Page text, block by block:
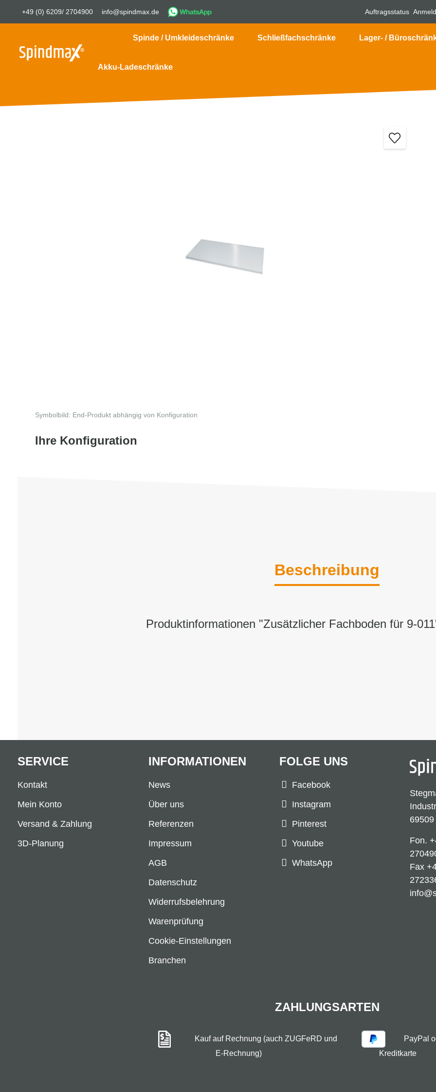
+49 (0) 6209/ 2704900 info@spindmax.de Auftragsstatus
Spinde / Umkleideschränke Schließfachschränke Lager- /
Akku-Ladeschränke
Symbolbild: End-Produkt abhängig von Konfiguration
Ihre Konfiguration
Beschreibung
Produktinformationen "Zusätzlicher Fachboden für 9-
Fon.
Fax
FOLGE UNS
Facebook
Instagram
Pinterest
Youtube
WhatsApp
SERVICE
Kontakt
Mein Konto
Versand & Zahlung
3D-Planung
INFORMATIONEN
News
Über uns
Referenzen
Impressum
AGB
Datenschutz
Widerrufsbelehrung
Warenprüfung
Cookie-Einstellungen
Branchen
ZAHLUNGSARTEN
Kauf auf Rechnung (auch ZUGFeRD und
E-Rechnung)
PayPal
Kreditkarte